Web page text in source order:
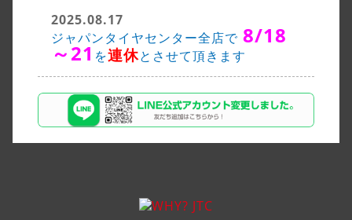
2025.08.17
ジャパンタイヤセンター全店で 8/18
～21 を連休とさせて頂きます